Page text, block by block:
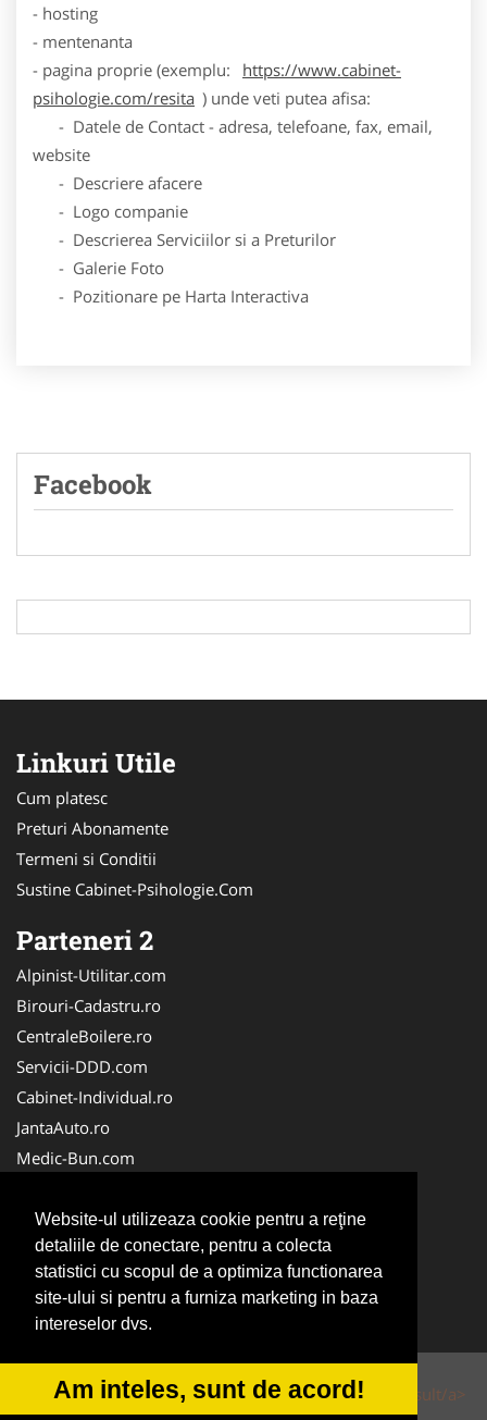
Website-ul utilizeaza cookie pentru a reţine
detaliile de conectare, pentru a colecta
statistici cu scopul de a optimiza functionarea
site-ului si pentru a furniza marketing in baza
intereselor dvs.
Am inteles, sunt de acord!
- hosting
- mentenanta
- pagina proprie (exemplu:
https://www.cabinet-
psihologie.com/resita ) unde veti putea afisa:
- Datele de Contact - adresa, telefoane, fax, email,
website
- Descriere afacere
- Logo companie
- Descrierea Serviciilor si a Preturilor
- Galerie Foto
- Pozitionare pe Harta Interactiva
Facebook
Linkuri Utile
Cum platesc
Preturi Abonamente
Termeni si Conditii
Sustine Cabinet-Psihologie.Com
Parteneri 2
Alpinist-Utilitar.com
Birouri-Cadastru.ro
CentraleBoilere.ro
Servicii-DDD.com
Cabinet-Individual.ro
JantaAuto.ro
Medic-Bun.com
Apicultorul.com
CentruInchirieri.ro
Oftalmologul.ro
Stomatologul.com
© 2014-2026 Powered byVilonMedia&Tokaido Consult/a>